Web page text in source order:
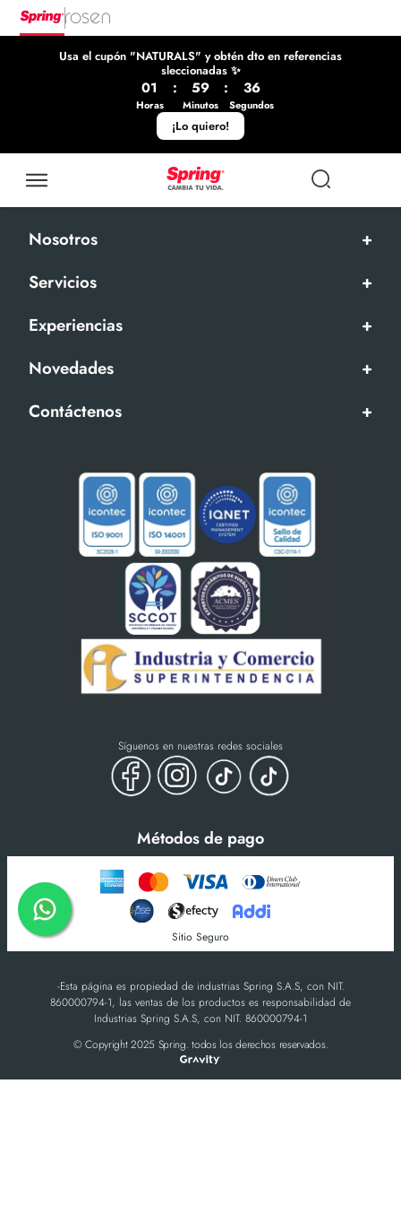
Usa el cupón "NATURALS" y obtén dto en referencias
sleccionadas ✨
01
Horas
: 59
Minutos
: 36
Segundos
¡Lo quiero!
Nosotros
+
Servicios
+
Experiencias
+
Novedades
+
Contáctenos
+
Síguenos en nuestras redes sociales
Métodos de pago
Sitio Seguro
-Esta página es propiedad de industrias Spring S.A.S, con NIT.
860000794-1, las ventas de los productos es responsabilidad de
Industrias Spring S.A.S, con NIT. 860000794-1
© Copyright 2025 Spring. todos los derechos reservados.